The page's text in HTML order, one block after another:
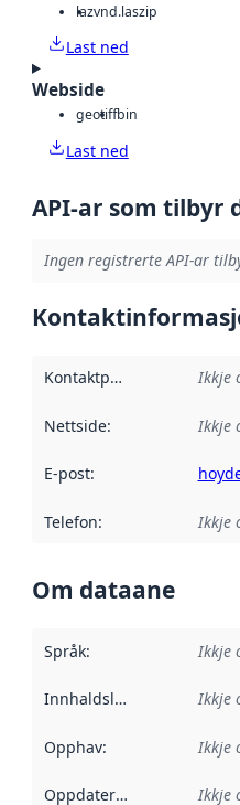
lazvnd.laszip
Last ned
Webside
geotiffbin
Last ned
API-ar som tilbyr
Ingen registrerte API-ar
Kontaktpunkt Ikkje
Nettside: Ikkje
E-post:
Telefon: Ikkje
Om dataane
Språk: Ikkje
Innhaldsleverandørar :
Ikkje
Opphav: Ikkje
Oppdateringsfrekvens :
Ikkje